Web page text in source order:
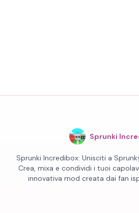
Sprunki
Sprunki Incredibox: Unisciti a
Crea, mixa e condividi i tuoi
innovativa mod creata dai fan